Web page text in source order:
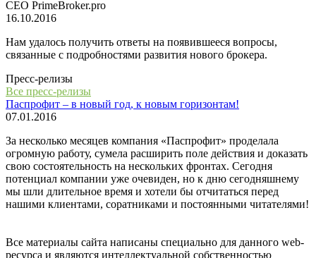
СЕО PrimeBroker.pro
16.10.2016
Нам удалось получить ответы на появившееся вопросы,
связанные с подробностями развития нового брокера.
Пресс-релизы
Все пресс-релизы
Паспрофит – в новый год, к новым горизонтам!
07.01.2016
За несколько месяцев компания «Паспрофит» проделала
огромную работу, сумела расширить поле действия и доказать
свою состоятельность на нескольких фронтах. Сегодня
потенциал компании уже очевиден, но к дню сегодняшнему
мы шли длительное время и хотели бы отчитаться перед
нашими клиентами, соратниками и постоянными читателями!
Все материалы сайта написаны специально для данного web-
ресурса и являются интеллектуальной собственностью